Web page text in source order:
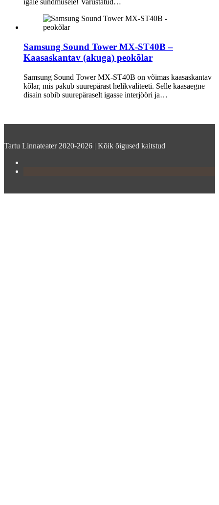
Samsung Sound Tower MX-ST40B –
Kaasaskantav (akuga) peokõlar
Samsung Sound Tower MX-ST40B on võimas kaasaskantav
kõlar, mis pakub suurepärast helikvaliteeti. Selle kaasaegne
disain sobib suurepäraselt igasse interjööri ja…
Tartu Linnateater 2020-2026 | Kõik õigused kaitstud